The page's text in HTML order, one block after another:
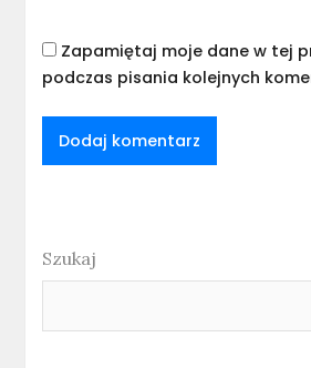
Zapamiętaj moje dane w tej
podczas pisania kolejnych
Szukaj